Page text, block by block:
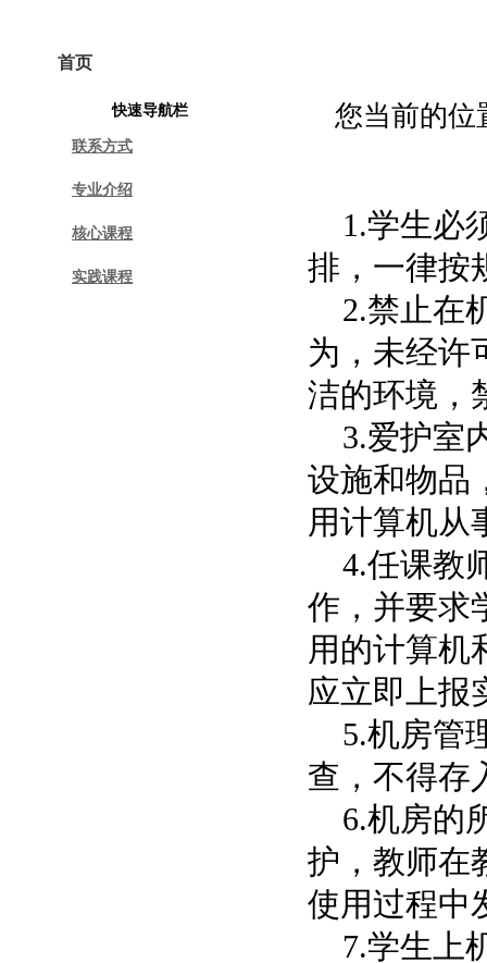
首页
快速导航栏
联系方式
专业介绍
核心课程
实践课程
您当前的位
1.学生必
排，一律按
2.禁止在
为，未经许
洁的环境，
3.爱护室
设施和物品
用计算机从
4.任课教
作，并要求
用的计算机
应立即上报
5.机房管
查，不得存
6.机房的
护，教师在
使用过程中
7.学生上